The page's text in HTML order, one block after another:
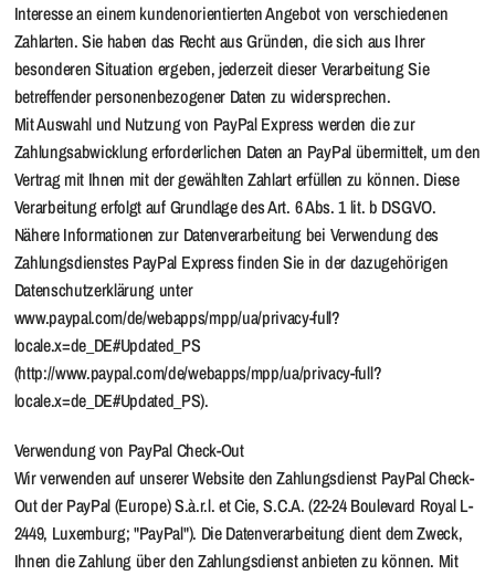
Interesse an einem kundenorientierten Angebot von verschiedenen
Zahlarten. Sie haben das Recht aus Gründen, die sich aus Ihrer
besonderen Situation ergeben, jederzeit dieser Verarbeitung Sie
betreffender personenbezogener Daten zu widersprechen.
Mit Auswahl und Nutzung von PayPal Express werden die zur
Zahlungsabwicklung erforderlichen Daten an PayPal übermittelt, um den
Vertrag mit Ihnen mit der gewählten Zahlart erfüllen zu können. Diese
Verarbeitung erfolgt auf Grundlage des Art. 6 Abs. 1 lit. b DSGVO.
Nähere Informationen zur Datenverarbeitung bei Verwendung des
Zahlungsdienstes PayPal Express finden Sie in der dazugehörigen
Datenschutzerklärung unter
www.paypal.com/de/webapps/mpp/ua/privacy-full?
locale.x=de_DE#Updated_PS
(http://www.paypal.com/de/webapps/mpp/ua/privacy-full?
locale.x=de_DE#Updated_PS).
Verwendung von PayPal Check-Out
Wir verwenden auf unserer Website den Zahlungsdienst PayPal Check-
Out der PayPal (Europe) S.à.r.l. et Cie, S.C.A. (22-24 Boulevard Royal L-
2449, Luxemburg; "PayPal"). Die Datenverarbeitung dient dem Zweck,
Ihnen die Zahlung über den Zahlungsdienst anbieten zu können. Mit